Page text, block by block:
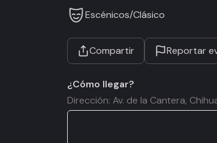
Escénicos/Clásico
Compartir Reportar
¿Cómo llegar?
Dirección: Av. de la Cantera,